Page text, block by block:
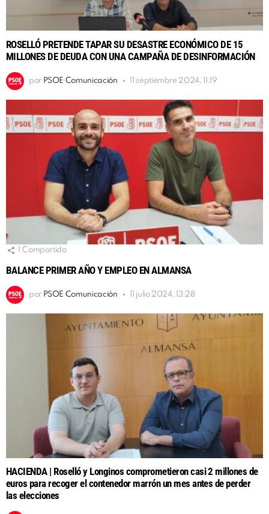
ROSELLÓ PRETENDE TAPAR SU DESASTRE ECONÓMICO DE 15
MILLONES DE DEUDA CON UNA CAMPAÑA DE DESINFORMACIÓN
por PSOE Comunicación 11 septiembre 2024, 11:19
Compartido
BALANCE PRIMER AÑO Y EMPLEO EN ALMANSA
por PSOE Comunicación 11 julio 2024, 13:28
HACIENDA | Roselló y Longinos comprometieron casi 2 millones de
euros para recoger el contenedor marrón un mes antes de perder
las elecciones